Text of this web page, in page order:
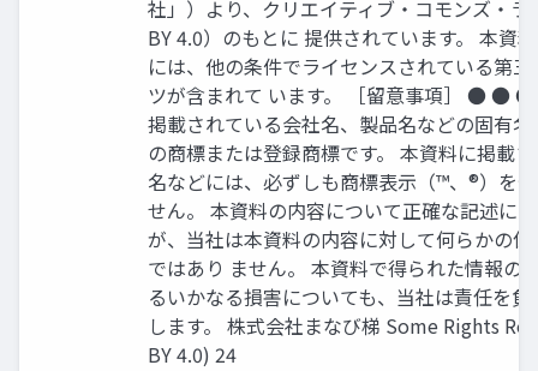
社」）より、クリエイティブ・コモンズ・ラ
BY 4.0）のもとに 提供されています。 本資
には、他の条件でライセンスされている第
ツが含まれて います。 ［留意事項］ ● ●
掲載されている会社名、製品名などの固有
の商標または登録商標です。 本資料に掲載
名などには、必ずしも商標表示（™、®）を
せん。 本資料の内容について正確な記述に
が、当社は本資料の内容に対して何らかの
ではあり ません。 本資料で得られた情報の
るいかなる損害についても、当社は責任を
します。 株式会社まなび梯 Some Rights
BY 4.0) 24